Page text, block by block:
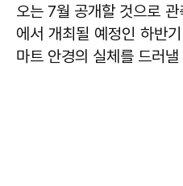
오는 7월 공개할 것으로
에서 개최될 예정인 하반
마트 안경의 실체를 드러